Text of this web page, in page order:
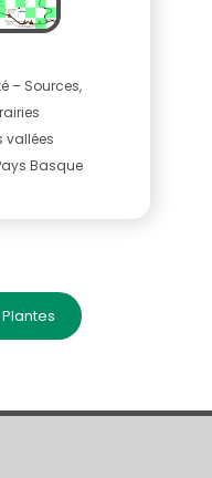
– Sources,
vallées
Basque